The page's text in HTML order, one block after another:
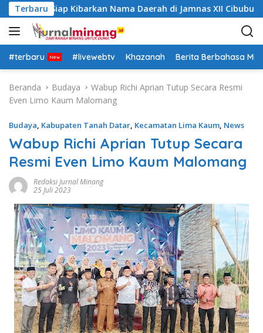
a
g
u
Terbaru
Datar Siap Kibarkan Nama Daerah di Jamnas XII Cibubur
#terbaru #livewebtv Khazanah Berita Berbahasa
Beranda Budaya
Wabup Richi Aprian Tutup Secara Resmi
Even Limo Kaum Malomang
Budaya, Kabupaten Tanah Datar, Kecamatan Lima Kaum, News
Wabup Richi Aprian Tutup Secara
Resmi Even Limo Kaum Malomang
Redaksi Jurnal Minang
25 Juli 2023